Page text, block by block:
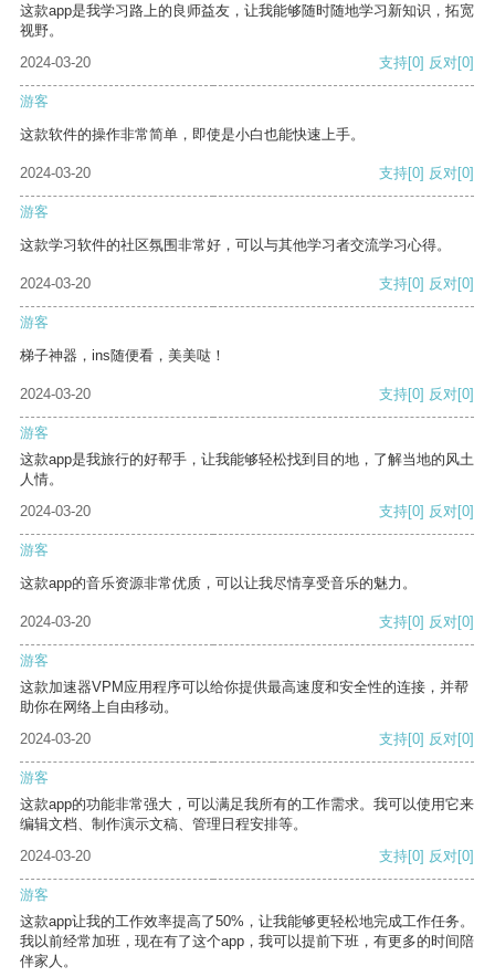
这款app是我学习路上的良师益友，让我能够随时随地学习新知识，拓宽
视野。
2024-03-20
支持[0] 反对[0]
游客
这款软件的操作非常简单，即使是小白也能快速上手。
2024-03-20 支持[0] 反对[0]
游客
这款学习软件的社区氛围非常好，可以与其他学习者交流学习心得。
2024-03-20 支持[0] 反对[0]
游客
梯子神器，ins随便看，美美哒！
2024-03-20 支持[0] 反对[0]
游客
这款app是我旅行的好帮手，让我能够轻松找到目的地，了解当地的风土
人情。
2024-03-20
支持[0] 反对[0]
游客
这款app的音乐资源非常优质，可以让我尽情享受音乐的魅力。
2024-03-20 支持[0] 反对[0]
游客
这款加速器VPM应用程序可以给你提供最高速度和安全性的连接，并帮
助你在网络上自由移动。
2024-03-20
支持[0] 反对[0]
游客
这款app的功能非常强大，可以满足我所有的工作需求。我可以使用它来
编辑文档、制作演示文稿、管理日程安排等。
2024-03-20
支持[0] 反对[0]
游客
这款app让我的工作效率提高了50%，让我能够更轻松地完成工作任务。
我以前经常加班，现在有了这个app，我可以提前下班，有更多的时间陪
伴家人。